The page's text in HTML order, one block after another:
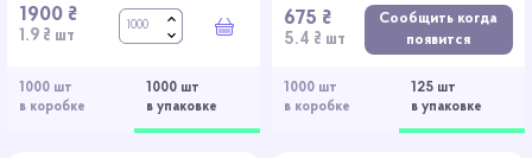
1000 шт
в коробке
1000 шт
в упаковке
1900 ₴
1.9 ₴ шт В корзину
1000 шт
в коробке
125 шт
в упаковке
675 ₴
5.4 ₴ шт
Сообщить когда
появится